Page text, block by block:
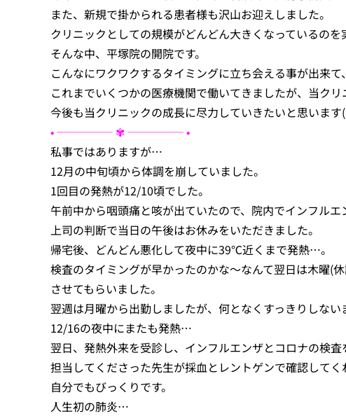
また、新規で掛かられる患者様も沢山お迎えしました。
クリニックとしての規模がどんどん大きくなっているのを
そんな中、平塚院の開院です。
こんなにワクワクするタイミングに立ち会える事が出来て
これまでいくつかの医療機関で働いてきましたが、当クリ
• ───── ✾ ───── •
私事ではありますが…
12月の中旬頃から体調を崩していました。
1回目の発熱が12/10頃でした。
午前中から咽頭痛と咳が出ていたので、院内でインフルエ
上司の判断で当日の午後はお休みをいただきました。
帰宅後、どんどん悪化して夜中に39℃近くまで発熱…。
検査のタイミングが早かったのかな〜なんて翌日は木曜(
させてもらいました。
翌週は月曜から出勤しましたが、何となくすっきりしない
12/16の夜中にまたも発熱…
翌日、発熱外来を受診し、インフルエンザとコロナの検
担当してくださった先生が採血とレントゲンで確認してく
自分でもびっくりです。
人生初の肺炎…